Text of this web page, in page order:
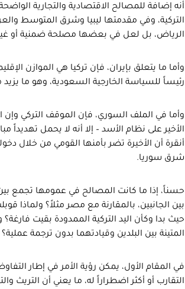
أنه إضافة للمصالح الاقتصادية والتجارية
التركية، وفي مقدمتها ليبيا وشرق المتوسط
الرياض، بل لعل في بعضها مصلحة ضمنية أو
وأما ما يتعلق بإيران، فإن تركيا هي الموازن
رئيساً للسياسة الخارجية السعودية، وهو ما يزيد
وأما في الملف السوري، فإن الموقف التركي
الأخير على نظام الأسد – إلا أنه لا يحمل
أنقرة أن الأخيرة تضر بأمنها القومي من
شرق سوريا.
حسناً، إذا ما كانت المصالح في عمومها تجمع بين
بين الجانبين، بالمقارنة مع مصر مثلاً؟ ولماذا
حيث بدا وكأن اليد التركية الممدودة بقيت
المتينة بين البلدين وقيادتهما بدون ترجمة عملية؟
في المقام الأول، يمكن رؤية الأمر في إطار
التقارب أو أكثر اضطراراً له، ما يعني أن التريث